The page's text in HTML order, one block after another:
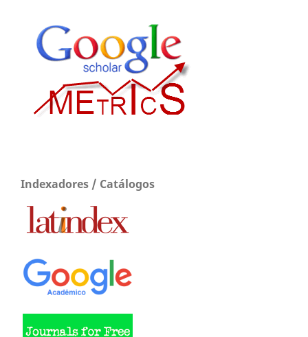
Indexadores / Catálogos